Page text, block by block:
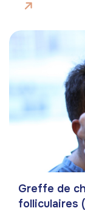
Greffe de
folliculaires